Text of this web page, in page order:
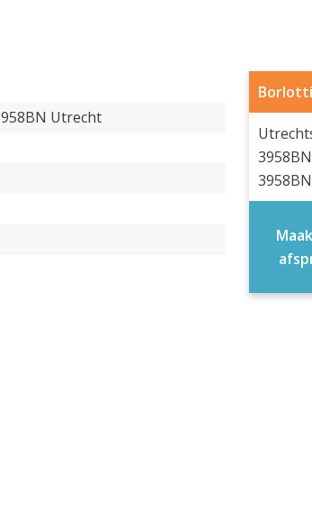
Utrecht
Borlotti